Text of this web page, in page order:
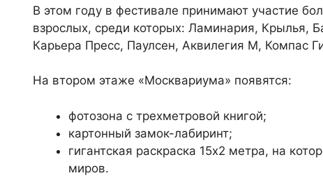
В этом году в фестивале принимают участие
взрослых, среди которых: Ламинария, Крылья,
Карьера Пресс, Паулсен, Аквилегия М, Компас
На втором этаже «Москвариума» появятся:
фотозона с трехметровой книгой;
картонный замок-лабиринт;
гигантская раскраска 15х2 метра, на
миров.